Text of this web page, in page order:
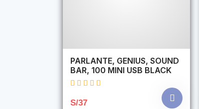
PARLANTE, GENIUS, SOUND
BAR, 100 MINI USB BLACK
S/37